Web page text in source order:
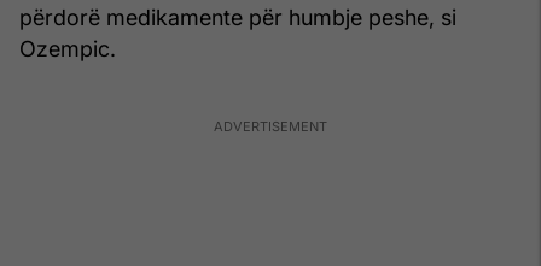
përdorë medikamente për humbje peshe, si
Ozempic.